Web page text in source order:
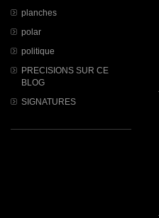
planches
polar
politique
PRECISIONS SUR CE
BLOG
SIGNATURES